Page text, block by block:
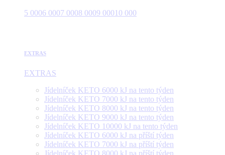
5 0006 0007 0008 0009 00010 000
EXTRAS
EXTRAS
Jídelníček KETO 6000 kJ na tento týden
Jídelníček KETO 7000 kJ na tento týden
Jídelníček KETO 8000 kJ na tento týden
Jídelníček KETO 9000 kJ na tento týden
Jídelníček KETO 10000 kJ na tento týden
Jídelníček KETO 6000 kJ na příští týden
Jídelníček KETO 7000 kJ na příští týden
Jídelníček KETO 8000 kJ na příští týden